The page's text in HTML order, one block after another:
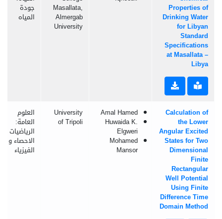
Properties of
Drinking Water
for Libyan
Standard
Specifications
at Masallata –
Libya
Masallata,
Almergab
University
جودة
المياه
Calculation of
the Lower
Angular Excited
States for Two
Dimensional
Finite
Rectangular
Well Potential
Using Finite
Difference Time
Domain Method
Amal Hamed
Huwaida K.
Elgweri
Mohamed
Mansor
University
of Tripoli
العلوم
العامة:
الرياضيات و
الاحصاء و
الفيزياء